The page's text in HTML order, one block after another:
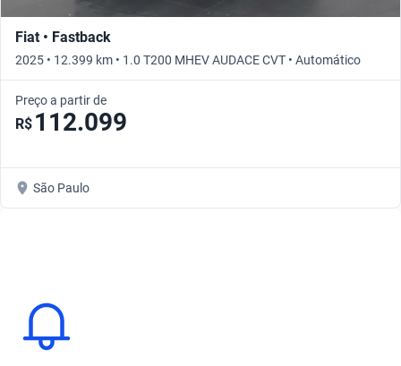
Fiat • Fastback
2025 • 12.399 km • 1.0 T200 MHEV AUDACE CVT • Automático
Preço a partir de
R$ 112.099
São Paulo